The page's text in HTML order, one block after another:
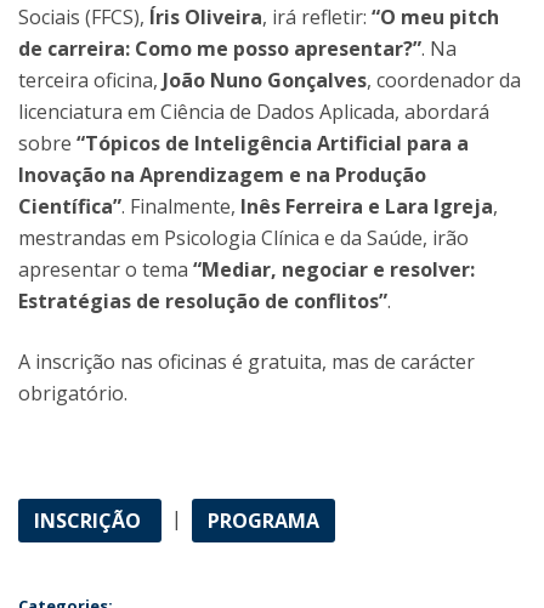
Sociais (FFCS), Íris Oliveira, irá refletir: “O meu pitch
de carreira: Como me posso apresentar?”. Na
terceira oficina, João Nuno Gonçalves, coordenador da
licenciatura em Ciência de Dados Aplicada, abordará
sobre “Tópicos de Inteligência Artificial para a
Inovação na Aprendizagem e na Produção
Científica”. Finalmente, Inês Ferreira e Lara Igreja,
mestrandas em Psicologia Clínica e da Saúde, irão
apresentar o tema “Mediar, negociar e resolver:
Estratégias de resolução de conflitos”.
A inscrição nas oficinas é gratuita, mas de carácter
obrigatório.
INSCRIÇÃO | PROGRAMA